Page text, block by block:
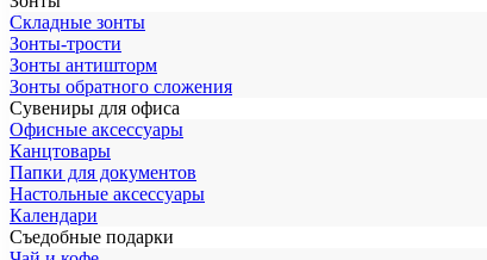
Складные зонты
Зонты-трости
Зонты антишторм
Зонты обратного сложения
Сувениры для офиса
Офисные аксессуары
Канцтовары
Папки для документов
Настольные аксессуары
Календари
Съедобные подарки